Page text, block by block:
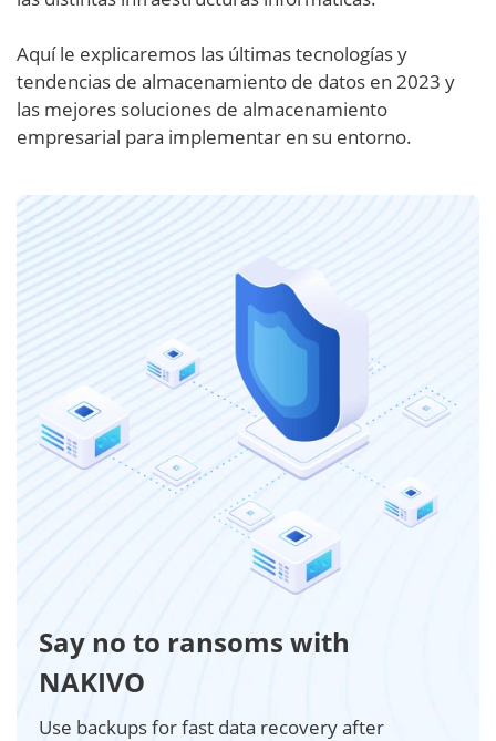
Aquí le explicaremos las últimas tecnologías y
tendencias de almacenamiento de datos en 2023 y
las mejores soluciones de almacenamiento
empresarial para implementar en su entorno.
Say no to ransoms with
NAKIVO
Use backups for fast data recovery after